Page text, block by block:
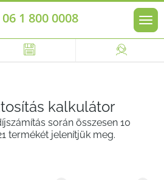
06 1 800 0008
kalkulátor
során összesen 10
termékét jelenítjük meg.